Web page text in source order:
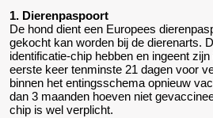
1. Dierenpaspoort
De hond dient een Europees
gekocht kan worden bij de dierenarts.
identificatie-chip hebben en ingeent
eerste keer tenminste 21 dagen voor
binnen het entingsschema opnieuw
dan 3 maanden hoeven niet
chip is wel verplicht.